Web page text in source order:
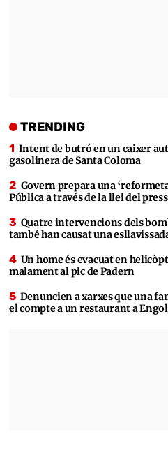
TRENDING
Intent de butró en un caixer
gasolinera de Santa Coloma
Govern prepara una
Pública a través de la llei del
Quatre intervencions dels
també han causat una
Un home és evacuat en
malament al pic de Padern
Denuncien a xarxes que una
el compte a un restaurant a